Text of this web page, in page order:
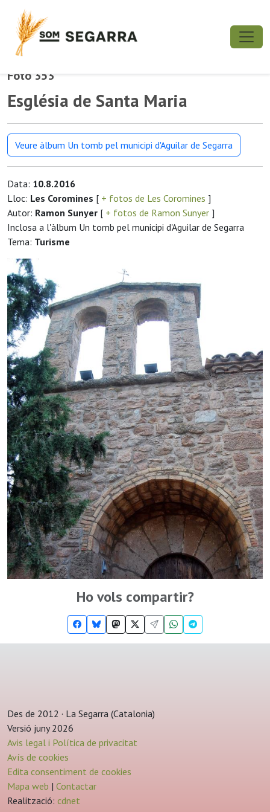
Foto 353
Església de Santa Maria
Veure àlbum Un tomb pel municipi d'Aguilar de Segarra
Data: 10.8.2016
Lloc: Les Coromines [ + fotos de Les Coromines ]
Autor: Ramon Sunyer [ + fotos de Ramon Sunyer ]
Inclosa a l'àlbum Un tomb pel municipi d'Aguilar de Segarra
Tema: Turisme
Ho vols compartir?
Des de 2012 · La Segarra (Catalonia)
Versió juny 2026
Avis legal i Política de privacitat
Avís de cookies
Edita consentiment de cookies
Mapa web | Contactar
Realització: cdnet